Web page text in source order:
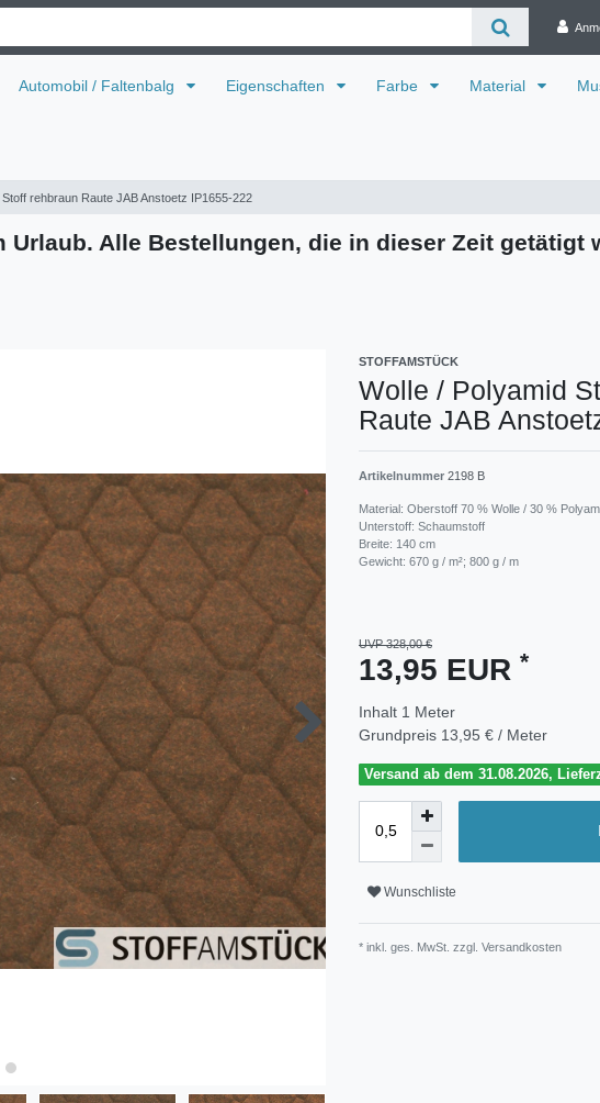
Automobil / Faltenbalg Eigenschaften Farbe Material
rehbraun Raute JAB Anstoetz IP1655-222
Urlaub. Alle Bestellungen, die in dieser Zeit getätigt
STOFFAMSTÜCK
Wolle / Polyamid
Raute JAB
Artikelnummer 2198 B
Material: Oberstoff 70 % Wolle / 30 %
Unterstoff: Schaumstoff
Breite: 140 cm
Gewicht: 670 g / m²; 800 g / m
UVP 328,00 €
13,95 EUR *
Inhalt 1 Meter
Grundpreis 13,95 € / Meter
Versand ab dem 31.08.2026,
Wunschliste
* inkl. ges. MwSt. zzgl. Versandkosten